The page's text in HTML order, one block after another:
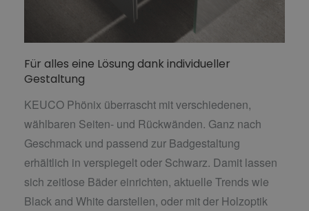
Für alles eine Lösung dank individueller
Gestaltung
KEUCO Phönix überrascht mit verschiedenen,
wählbaren Seiten- und Rückwänden. Ganz nach
Geschmack und passend zur Badgestaltung
erhältlich in verspiegelt oder Schwarz. Damit lassen
sich zeitlose Bäder einrichten, aktuelle Trends wie
Black and White darstellen, oder mit der Holzoptik